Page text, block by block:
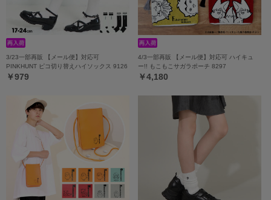
3/23一部再販 【メール便】対応可
PINKHUNT ピコ切り替えハイソックス 9126
￥979
4/3一部再販 【メール便】対応可 ハイキュ
ー!! もこもこサガラポーチ 8297
￥4,180